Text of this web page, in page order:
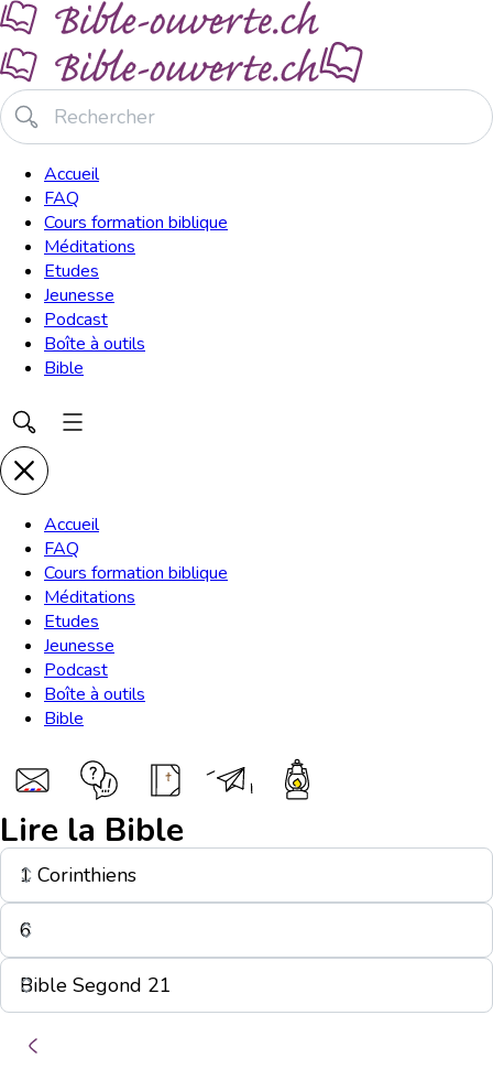
Accueil
FAQ
Cours formation biblique
Méditations
Etudes
Jeunesse
Podcast
Boîte à outils
Bible
Accueil
FAQ
Cours formation biblique
Méditations
Etudes
Jeunesse
Podcast
Boîte à outils
Bible
Lire la Bible